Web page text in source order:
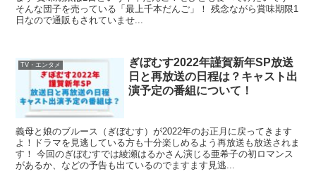
そんな団子を売っている「最上千本だんご」！ 残念ながら賞味期限1
日なので通販もされていませ...
TV・エンタメ
ぎぼむす2022年謹賀新年SP放送
日と再放送の日程は？キャスト出
演予定の番組について！
義母と娘のブルース（ぎぼむす）が2022年のお正月に戻ってきます
よ！ドラマを見逃している方も十分楽しめるよう再放送も放送されま
す！ 今回のぎぼむすでは綾瀬はるかさん演じる亜希子の初ロマンス
があるか、などの予告も出ているのでますます見逃...